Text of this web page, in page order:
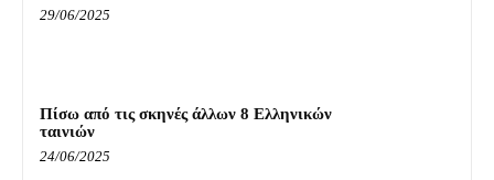
29/06/2025
Πίσω από τις σκηνές άλλων 8 Ελληνικών
ταινιών
24/06/2025